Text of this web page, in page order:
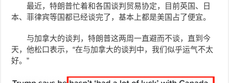
最近，特朗普忙着和各国谈判贸易协定，目前英国、日
本、菲律宾等国都已经谈完了，基本上都是美国占了便宜。
与加拿大的谈判，特朗普这两周一直避而不谈，直到今
天，他松口表示，“在与加拿大的谈判中，我们似乎运气不太
好。”